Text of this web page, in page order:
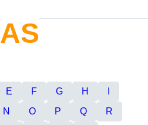
E F G H
N O P Q
R